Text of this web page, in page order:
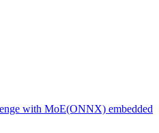
with MoE(ONNX) embedded